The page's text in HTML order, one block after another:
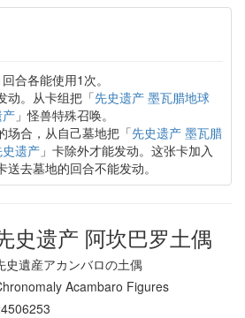
合各能使用1次。
动。从卡组把「先史遗产 墨瓦腊地球
」怪兽特殊召唤。
合，从自己墓地把「先史遗产 墨瓦腊
遗产」卡除外才能发动。这张卡加入
去墓地的回合不能发动。
史遗产 阿坎巴罗土偶
史遺産アカンバロの土偶
Acambaro Figures